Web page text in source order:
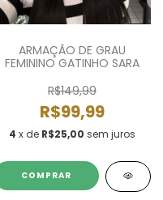
ARMAÇÃO DE GRAU
FEMININO GATINHO SARA
R$149,99
R$99,99
4 x de R$25,00 sem juros
COMPRAR